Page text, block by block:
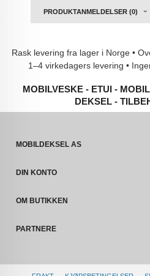
PRODUKTANMELDELSER (0)
Rask levering fra lager i Norge •
1–4 virkedagers levering •
MOBILVESKE - ETUI -
DEKSEL -
MOBILDEKSEL AS
DIN KONTO
OM BUTIKKEN
PARTNERE